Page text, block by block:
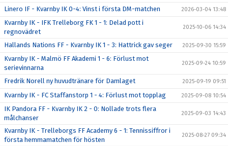
Linero IF - Kvarnby IK 0-4: Vinst i första DM-matchen 2026-03-04 13:48
Kvarnby IK - IFK Trelleborg FK 1 - 1: Delad pott i
regnovädret
2025-10-06 14:34
Hallands Nations FF - Kvarnby IK 1 - 3: Hattrick gav seger 2025-09-30 15:59
Kvarnby IK - Malmö FF Akademi 1 - 6: Förlust mot
serievinnarna
2025-09-24 10:59
Fredrik Norell ny huvudtränare för Damlaget 2025-09-19 09:51
Kvarnby IK - FC Staffanstorp 1 - 4: Förlust mot topplag 2025-09-08 10:54
IK Pandora FF - Kvarnby IK 2 - 0: Nollade trots flera
målchanser
2025-09-03 14:43
Kvarnby IK - Trelleborgs FF Academy 6 - 1: Tennissiffror i
första hemmamatchen för hösten
2025-08-27 09:34